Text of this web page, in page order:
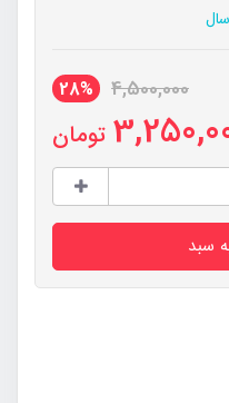
4,500,000
28%
تومان